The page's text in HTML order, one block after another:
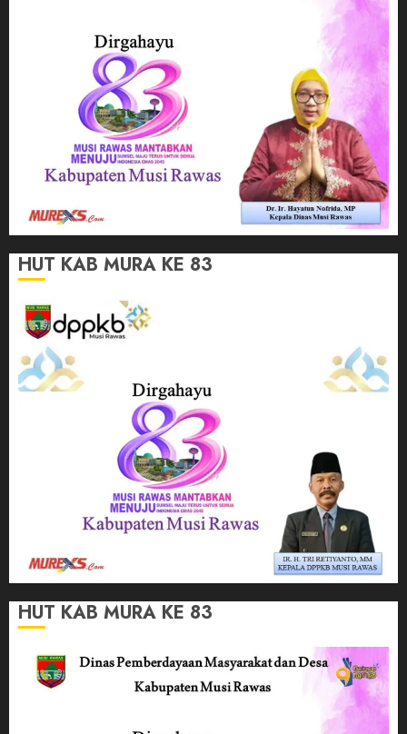
HUT KAB MURA KE 83
HUT KAB MURA KE 83